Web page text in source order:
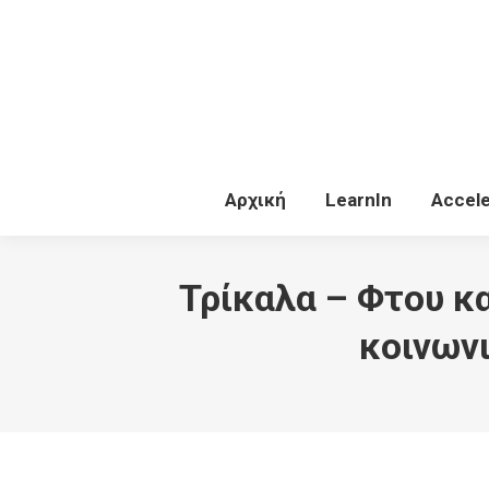
Αρχική LearnIn
Τρίκαλα – Φτου